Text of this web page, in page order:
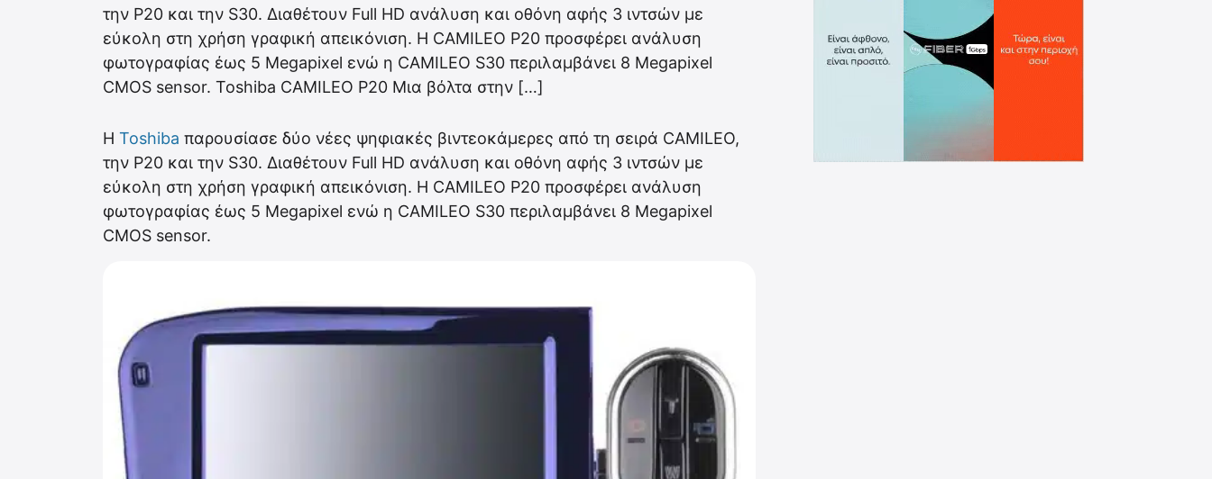
την P20 και την S30. Διαθέτουν Full HD ανάλυση και οθόνη αφής 3 ιντσών με
εύκολη στη χρήση γραφική απεικόνιση. Η CAMILEO P20 προσφέρει ανάλυση
φωτογραφίας έως 5 Megapixel ενώ η CAMILEO S30 περιλαμβάνει 8 Megapixel
CMOS sensor. Toshiba CAMILEO P20 Μια βόλτα στην […]
Η Toshiba παρουσίασε δύο νέες ψηφιακές βιντεοκάμερες από τη σειρά CAMILEO,
την P20 και την S30. Διαθέτουν Full HD ανάλυση και οθόνη αφής 3 ιντσών με
εύκολη στη χρήση γραφική απεικόνιση. Η CAMILEO P20 προσφέρει ανάλυση
φωτογραφίας έως 5 Megapixel ενώ η CAMILEO S30 περιλαμβάνει 8 Megapixel
CMOS sensor.